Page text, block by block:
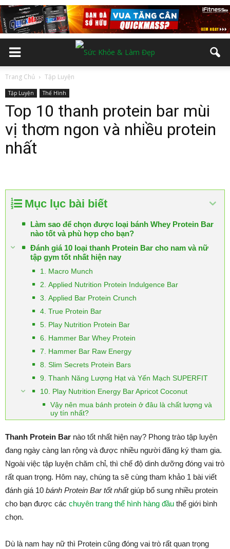
Trang Chủ Tập Luyện
Tập Luyện Thể Hình
Top 10 thanh protein bar mùi
vị thơm ngon và nhiều protein
nhất
Mục lục bài biết
Làm sao để chọn được loại bánh Whey Protein Bar
nào tốt và phù hợp cho bạn?
Đánh giá 10 loại thanh Protein Bar cho nam và nữ
tập gym tốt nhất hiện nay
1. Macro Munch
2. Applied Nutrition Protein Indulgence Bar
3. Applied Bar Protein Crunch
4. True Protein Bar
5. Play Nutrition Protein Bar
6. Hammer Bar Whey Protein
7. Hammer Bar Raw Energy
8. Slim Secrets Protein Bars
9. Thanh Năng Lượng Hạt và Yến Mạch SUPERFIT
10. Play Nutrition Energy Bar Apricot Coconut
Vậy nên mua bánh protein ở đâu là chất lượng và
uy tín nhất?
Thanh Protein Bar nào tốt nhất hiện nay? Phong trào tập luyện
đang ngày càng lan rộng và được nhiều người đăng ký tham gia.
Ngoài việc tập luyện chăm chỉ, thì chế độ dinh dưỡng đóng vai trò
rất quan trọng. Hôm nay, chúng ta sẽ cùng tham khảo 1 bài viết
đánh giá 10 bánh Protein Bar tốt nhấtgiúp bổ sung nhiều protein
cho bạn được các chuyên trang thể hình hàng đầu thế giới bình
chọn.
Dù là nam hay nữ thì Protein cũng đóng vai trò rất quan trọng